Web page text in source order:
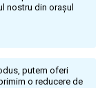
nostru din orașul
putem oferi
o reducere de